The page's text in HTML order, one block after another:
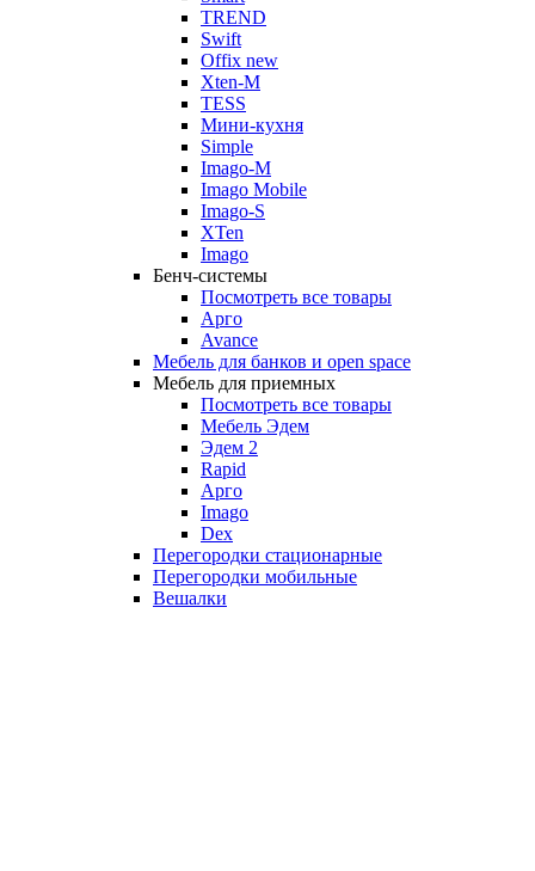
TREND
Swift
Offix new
Xten-M
TESS
Мини-кухня
Simple
Imago-M
Imago Mobile
Imago-S
XTen
Imago
Бенч-системы
Посмотреть все товары
Арго
Avance
Мебель для банков и open space
Мебель для приемных
Посмотреть все товары
Мебель Эдем
Эдем 2
Rapid
Арго
Imago
Dex
Перегородки стационарные
Перегородки мобильные
Вешалки